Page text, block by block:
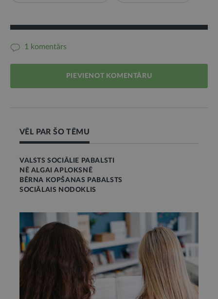
1 komentārs
PIEVIENOT KOMENTĀRU
VĒL PAR ŠO TĒMU
VALSTS SOCIĀLIE PABALSTI
NĒ ALGAI APLOKSNĒ
BĒRNA KOPŠANAS PABALSTS
SOCIĀLAIS NODOKLIS